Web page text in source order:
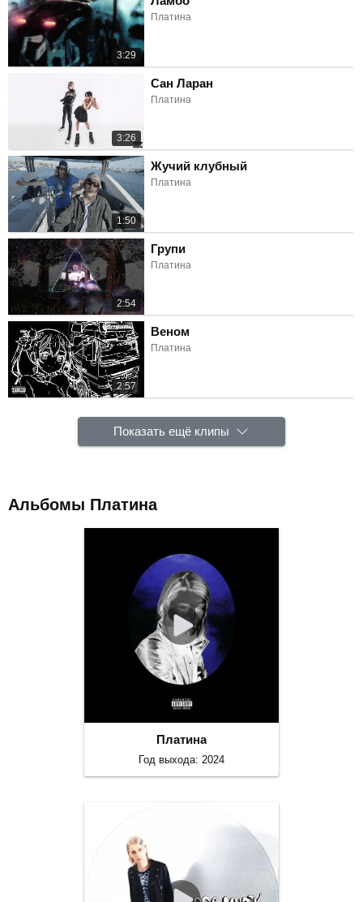
3:29
Платина
3:26
Сан Ларан
Платина
1:50
Жучий клубный
Платина
2:54
Групи
Платина
2:57
Веном
Платина
Показать ещё клипы
Альбомы Платина
Платина
Год выхода: 2024